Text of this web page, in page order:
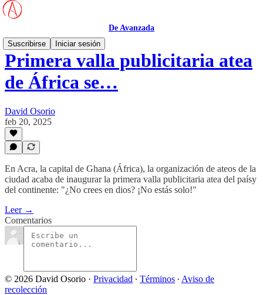
De Avanzada
Suscribirse
Iniciar sesión
Primera valla publicitaria atea
de África se…
David Osorio
feb 20, 2025
En Acra, la capital de Ghana (África), la organización de ateos de la
ciudad acaba de inaugurar la primera valla publicitaria atea del paísy
del continente: "¿No crees en dios? ¡No estás solo!"
Leer →
Comentarios
© 2026 David Osorio · Privacidad ∙ Términos ∙ Aviso de
recolección